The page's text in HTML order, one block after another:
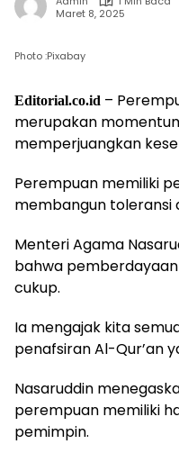
Maret 8, 2025
Photo :Pixabay
Editorial.co.id –
merupakan
memperjuangkan
Perempuan memiliki
membangun toleransi
Menteri Agama
bahwa
cukup.
Ia mengajak kita
penafsiran Al-Qur’an
Nasaruddin
perempuan memiliki
pemimpin.